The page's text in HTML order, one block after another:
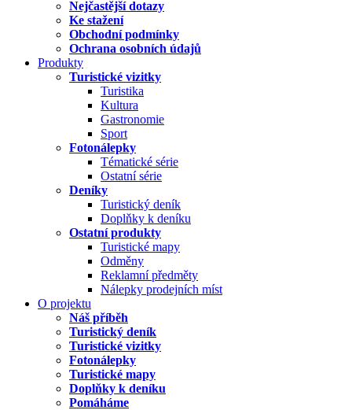
Nejčastější dotazy
Ke stažení
Obchodní podmínky
Ochrana osobních údajů
Produkty
Turistické vizitky
Turistika
Kultura
Gastronomie
Sport
Fotonálepky
Tématické série
Ostatní série
Deníky
Turistický deník
Doplňky k deníku
Ostatní produkty
Turistické mapy
Odměny
Reklamní předměty
Nálepky prodejních míst
O projektu
Náš příběh
Turistický deník
Turistické vizitky
Fotonálepky
Turistické mapy
Doplňky k deníku
Pomáháme